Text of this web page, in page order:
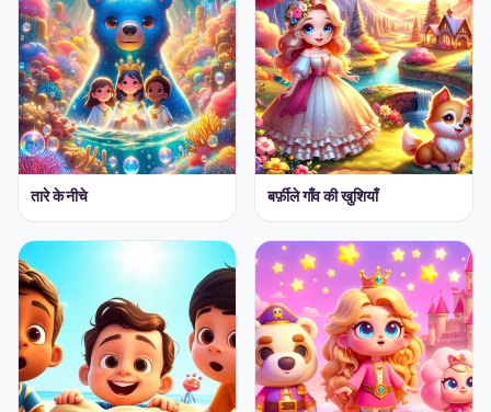
तारे के नीचे बर्फ़ीले गाँव की खुशियाँ